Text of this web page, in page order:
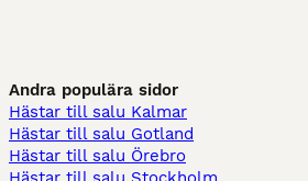
Andra populära sidor
Hästar till salu Kalmar
Hästar till salu Gotland
Hästar till salu Örebro